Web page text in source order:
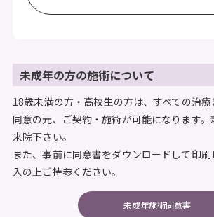
未成年の方の施術について
18歳未満の方・高校生の方は、すべての治
同意の元、ご契約・施術が可能になります
来院下さい。
また、事前に同意書をダウンロードして印
入の上ご持参ください。
未成年施術同意書